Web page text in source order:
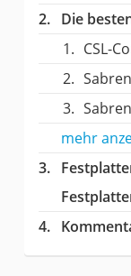
Die
CSL-
mehr